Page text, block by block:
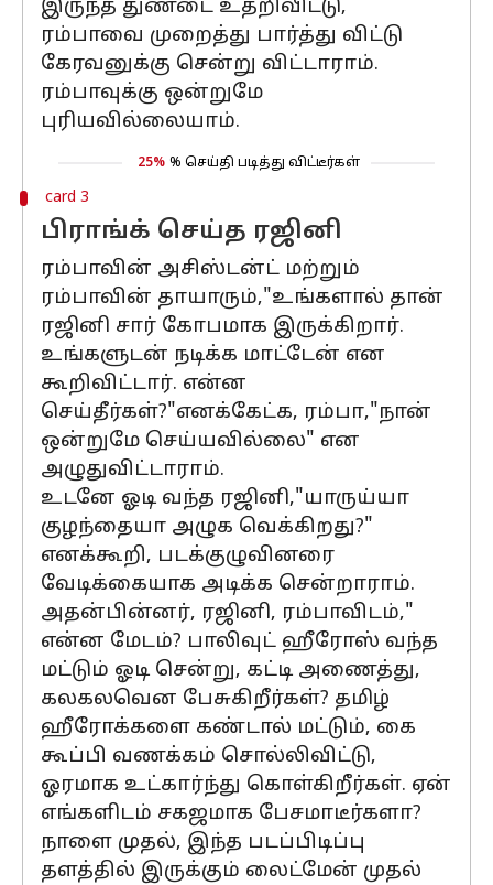
இருந்த துண்டை உதறிவிட்டு,
ரம்பாவை முறைத்து பார்த்து விட்டு
கேரவனுக்கு சென்று விட்டாராம்.
ரம்பாவுக்கு ஒன்றுமே
புரியவில்லையாம்.
25% % செய்தி படித்து விட்டீர்கள்
card 3
பிராங்க் செய்த ரஜினி
ரம்பாவின் அசிஸ்டன்ட் மற்றும்
ரம்பாவின் தாயாரும்,"உங்களால் தான்
ரஜினி சார் கோபமாக இருக்கிறார்.
உங்களுடன் நடிக்க மாட்டேன் என
கூறிவிட்டார். என்ன
செய்தீர்கள்?"எனக்கேட்க, ரம்பா,"நான்
ஒன்றுமே செய்யவில்லை" என
அழுதுவிட்டாராம்.
உடனே ஓடி வந்த ரஜினி,"யாருய்யா
குழந்தையா அழுக வெக்கிறது?"
எனக்கூறி, படக்குழுவினரை
வேடிக்கையாக அடிக்க சென்றாராம்.
அதன்பின்னர், ரஜினி, ரம்பாவிடம்,"
என்ன மேடம்? பாலிவுட் ஹீரோஸ் வந்த
மட்டும் ஓடி சென்று, கட்டி அணைத்து,
கலகலவென பேசுகிறீர்கள்? தமிழ்
ஹீரோக்களை கண்டால் மட்டும், கை
கூப்பி வணக்கம் சொல்லிவிட்டு,
ஓரமாக உட்கார்ந்து கொள்கிறீர்கள். ஏன்
எங்களிடம் சகஜமாக பேசமாடீர்களா?
நாளை முதல், இந்த படப்பிடிப்பு
தளத்தில் இருக்கும் லைட்மேன் முதல்